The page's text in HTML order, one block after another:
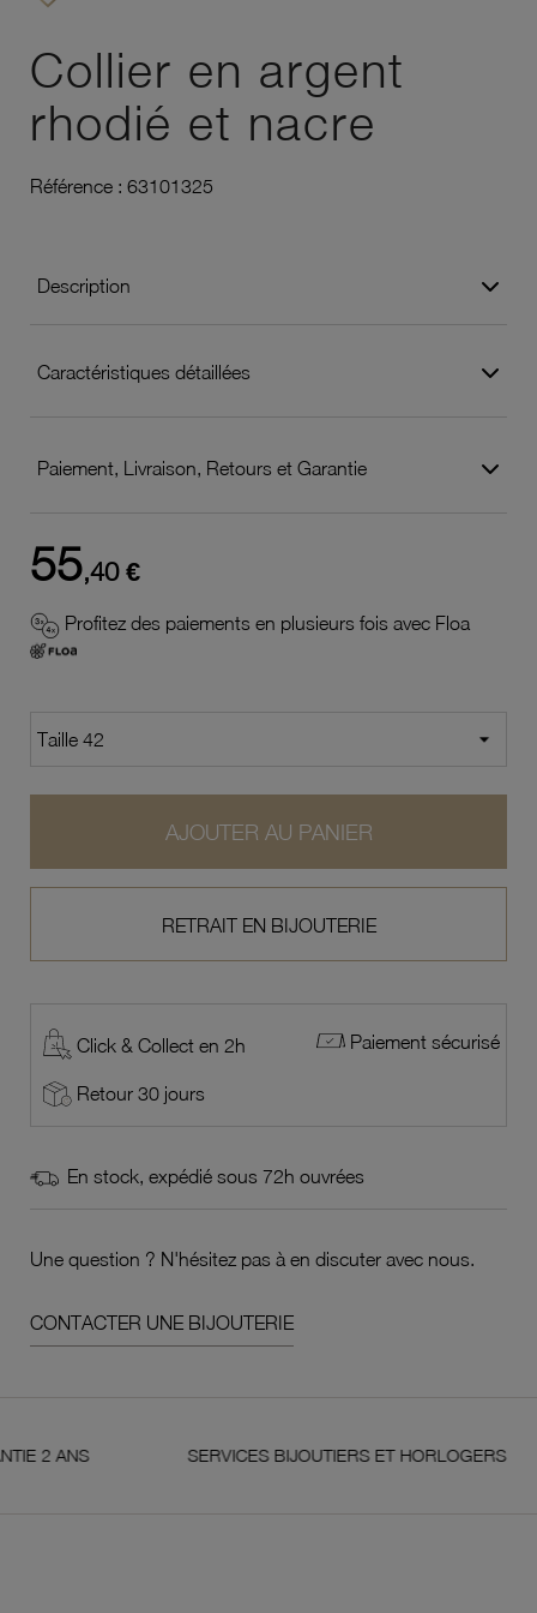
Collier en argent
rhodié et nacre
Référence : 63101325
Description
Caractéristiques détaillées
Paiement, Livraison, Retours et Garantie
55,40 €
Profitez des paiements en plusieurs fois avec Floa
AJOUTER AU PANIER
RETRAIT EN BIJOUTERIE
Click & Collect en 2h Paiement sécurisé
Retour 30 jours
En stock, expédié sous 72h ouvrées
Une question ? N'hésitez pas à en discuter avec nous.
CONTACTER UNE BIJOUTERIE
SERVICES BIJOUTIERS ET HORLOGERS